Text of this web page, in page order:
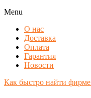
Menu
О нас
Доставка
Оплата
Гарантия
Новости
Как быстро найти